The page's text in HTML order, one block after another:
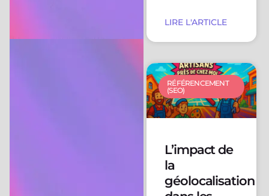
LIRE L'ARTICLE
RÉFÉRENCEMENT
(SEO)
L’impact de
la
géolocalisation